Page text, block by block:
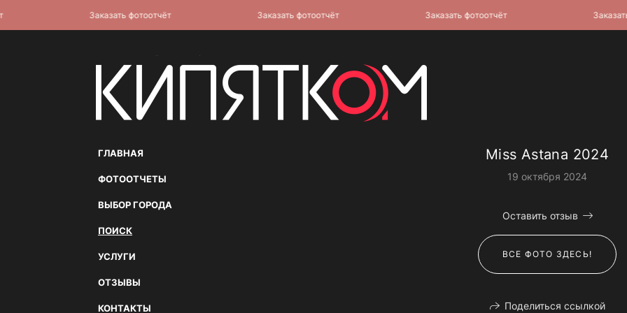
ГЛАВНАЯ
ФОТООТЧЕТЫ
ВЫБОР ГОРОДА
ПОИСК
УСЛУГИ
ОТЗЫВЫ
КОНТАКТЫ
Miss Astana 2024
19 октября 2024
Оставить отзыв
ВСЕ ФОТО ЗДЕСЬ!
Поделиться ссылкой
Заказать фотоотчёт Заказать фотоотчёт Заказать фотоотчёт Заказать